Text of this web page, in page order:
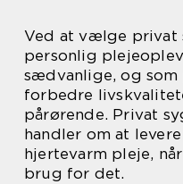
Ved at vælge privat
personlig
sædvanlige, og som
forbedre
pårørende. Privat
handler om at
hjertevarm pleje,
brug for det.